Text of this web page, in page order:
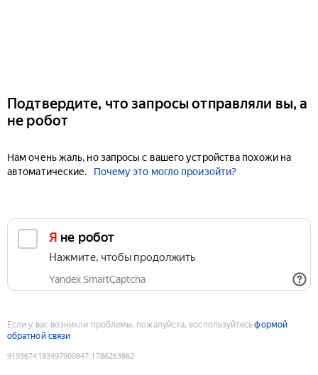
Подтвердите, что запросы отправляли вы, а
не робот
Нам очень жаль, но запросы с вашего устройства похожи на
автоматические.
Почему это могло произойти?
Я не робот
Нажмите, чтобы продолжить
Yandex SmartCaptcha
Если у вас возникли проблемы, пожалуйста, воспользуйтесьформой
обратной связи
9193674193497900847:1786263862